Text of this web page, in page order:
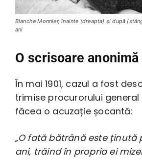
Blanche Monnier, înainte (dreapta) și după
ani
O scrisoare
În mai 1901, cazul a fost
trimise procurorului general
făcea o acuzație șocantă:
„O fată bătrână este ținută
ani, trăind în propria ei